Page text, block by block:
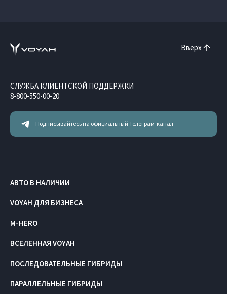
Вверх
Подписывайтесь на официальный Телеграм-канал
СЛУЖБА КЛИЕНТСКОЙ ПОДДЕРЖКИ
8-800-550-00-20
АВТО В НАЛИЧИИ
VOYAH ДЛЯ БИЗНЕСА
M-HERO
ВСЕЛЕННАЯ VOYAH
ПОСЛЕДОВАТЕЛЬНЫЕ ГИБРИДЫ
ПАРАЛЛЕЛЬНЫЕ ГИБРИДЫ